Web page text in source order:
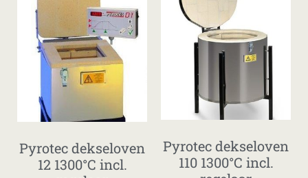
Pyrotec dekseloven
12 1300°C incl.
Pyrotec dekseloven
110 1300°C incl.